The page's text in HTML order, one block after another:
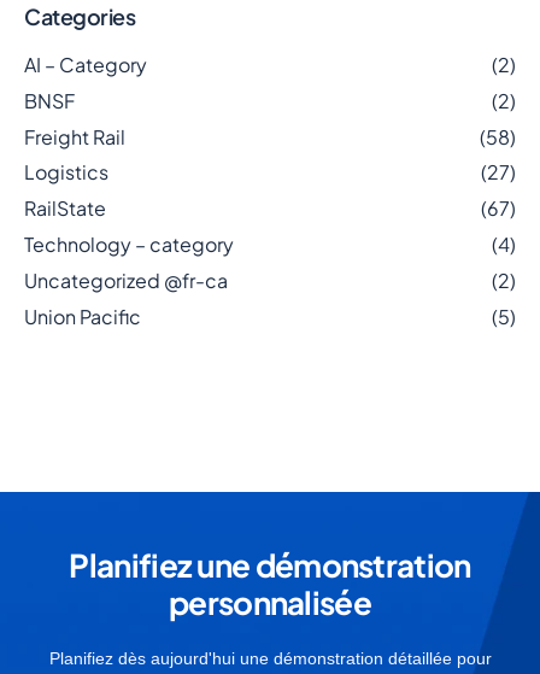
Categories
AI – Category
(2)
BNSF
(2)
Freight Rail
(58)
Logistics
(27)
RailState
(67)
Technology – category
(4)
Uncategorized @fr-ca
(2)
Union Pacific
(5)
Planifiez une démonstration
personnalisée
Planifiez dès aujourd'hui une démonstration détaillée pour